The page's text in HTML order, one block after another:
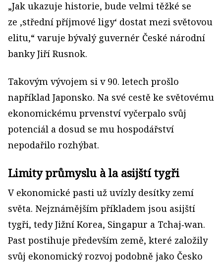
„Jak ukazuje historie, bude velmi těžké se
ze ‚střední příjmové ligy‘ dostat mezi světovou
elitu,“ varuje bývalý guvernér České národní
banky Jiří Rusnok.
Takovým vývojem si v 90. letech prošlo
například Japonsko. Na své cestě ke světovému
ekonomickému prvenství vyčerpalo svůj
potenciál a dosud se mu hospodářství
nepodařilo rozhýbat.
Limity průmyslu à la asijští tygři
V ekonomické pasti už uvízly desítky zemí
světa. Nejznámějším příkladem jsou asijští
tygři, tedy Jižní Korea, Singapur a Tchaj‑wan.
Past postihuje především země, které založily
svůj ekonomický rozvoj podobně jako Česko